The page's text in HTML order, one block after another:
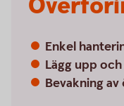
Enkel
Lägg upp
Bevakning